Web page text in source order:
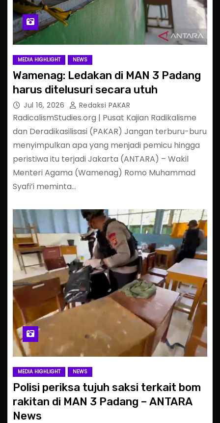
MEDIA HIGHLIGHT NEWS
Wamenag: Ledakan di MAN 3 Padang
harus ditelusuri secara utuh
Jul 16, 2026 Redaksi PAKAR
RadicalismStudies.org | Pusat Kajian Radikalisme
dan Deradikasilisasi (PAKAR) Jangan terburu-buru
menyimpulkan apa yang menjadi pemicu hingga
peristiwa itu terjadi Jakarta (ANTARA) – Wakil
Menteri Agama (Wamenag) Romo Muhammad
Syafi’i meminta…
MEDIA HIGHLIGHT NEWS
Polisi periksa tujuh saksi terkait bom
rakitan di MAN 3 Padang – ANTARA
News